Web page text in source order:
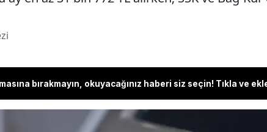
bırakmayın, okuyacağınız haberi siz seçin! Tıkla ve